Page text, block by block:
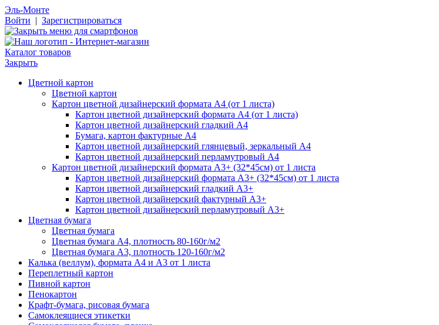
Эль-Монте
Войти | Зарегистрироваться
Каталог товаров
Закрыть
Цветной картон
Цветной картон
Картон цветной дизайнерский формата А4 (от 1 листа)
Картон цветной дизайнерский формата А4 (от 1 листа)
Картон цветной дизайнерский гладкий А4
Бумага, картон фактурные А4
Картон цветной дизайнерский глянцевый, зеркальный А4
Картон цветной дизайнерский перламутровый А4
Картон цветной дизайнерский формата А3+ (32*45см) от 1 листа
Картон цветной дизайнерский формата А3+ (32*45см) от 1 листа
Картон цветной дизайнерский гладкий А3+
Картон цветной дизайнерский фактурный А3+
Картон цветной дизайнерский перламутровый А3+
Цветная бумага
Цветная бумага
Цветная бумага А4, плотность 80-160г/м2
Цветная бумага А3, плотность 120-160г/м2
Калька (веллум), формата А4 и А3 от 1 листа
Переплетный картон
Пивной картон
Пенокартон
Крафт-бумага, рисовая бумага
Самоклеящиеся этикетки